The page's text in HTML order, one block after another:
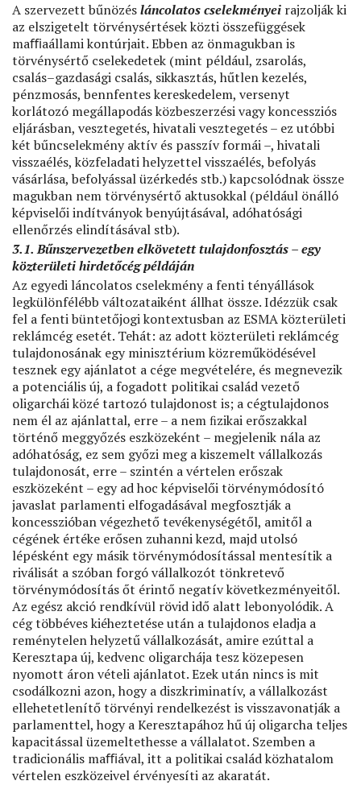
A szervezett bűnözésláncolatos cselekményei rajzolják ki
az elszigetelt törvénysértések közti összefüggések
maﬃaállami kontúrjait. Ebben az önmagukban is
törvénysértő cselekedetek (mint például, zsarolás,
csalás–gazdasági csalás, sikkasztás, hűtlen kezelés,
pénzmosás, bennfentes kereskedelem, versenyt
korlátozó megállapodás közbeszerzési vagy koncessziós
eljárásban, vesztegetés, hivatali vesztegetés – ez utóbbi
két bűncselekmény aktív és passzív formái –, hivatali
visszaélés, közfeladati helyzettel visszaélés, befolyás
vásárlása, befolyással üzérkedés stb.) kapcsolódnak össze
magukban nem törvénysértő aktusokkal (például önálló
képviselői indítványok benyújtásával, adóhatósági
ellenőrzés elindításával stb).
3.1. Bűnszervezetben elkövetett tulajdonfosztás – egy
közterületi hirdetőcég példáján
Az egyedi láncolatos cselekmény a fenti tényállások
legkülönfélébb változataiként állhat össze. Idézzük csak
fel a fenti büntetőjogi kontextusban az ESMA közterületi
reklámcég esetét. Tehát: az adott közterületi reklámcég
tulajdonosának egy minisztérium közreműködésével
tesznek egy ajánlatot a cége megvételére, és megnevezik
a potenciális új, a fogadott politikai család vezető
oligarchái közé tartozó tulajdonost is; a cégtulajdonos
nem él az ajánlattal, erre – a nem ﬁzikai erőszakkal
történő meggyőzés eszközeként – megjelenik nála az
adóhatóság, ez sem győzi meg a kiszemelt vállalkozás
tulajdonosát, erre – szintén a vértelen erőszak
eszközeként – egy ad hoc képviselői törvénymódosító
javaslat parlamenti elfogadásával megfosztják a
koncesszióban végezhető tevékenységétől, amitől a
cégének értéke erősen zuhanni kezd, majd utolsó
lépésként egy másik törvénymódosítással mentesítik a
riválisát a szóban forgó vállalkozót tönkretevő
törvénymódosítás őt érintő negatív következményeitől.
Az egész akció rendkívül rövid idő alatt lebonyolódik. A
cég többéves kiéheztetése után a tulajdonos eladja a
reménytelen helyzetű vállalkozását, amire ezúttal a
Keresztapa új, kedvenc oligarchája tesz közepesen
nyomott áron vételi ajánlatot. Ezek után nincs is mit
csodálkozni azon, hogy a diszkriminatív, a vállalkozást
ellehetetlenítő törvényi rendelkezést is visszavonatják a
parlamenttel, hogy a Keresztapához hű új oligarcha teljes
kapacitással üzemeltethesse a vállalatot. Szemben a
tradicionális maﬃával, itt a politikai család közhatalom
vértelen eszközeivel érvényesíti az akaratát.